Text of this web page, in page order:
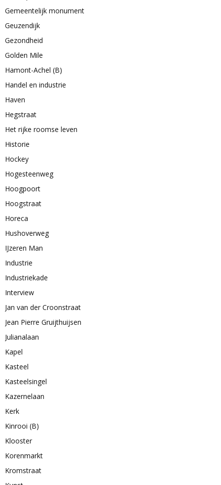
Gemeentelijk monument
Geuzendijk
Gezondheid
Golden Mile
Hamont-Achel (B)
Handel en industrie
Haven
Hegstraat
Het rijke roomse leven
Historie
Hockey
Hogesteenweg
Hoogpoort
Hoogstraat
Horeca
Hushoverweg
IJzeren Man
Industrie
Industriekade
Interview
Jan van der Croonstraat
Jean Pierre Gruijthuijsen
Julianalaan
Kapel
Kasteel
Kasteelsingel
Kazernelaan
Kerk
Kinrooi (B)
Klooster
Korenmarkt
Kromstraat